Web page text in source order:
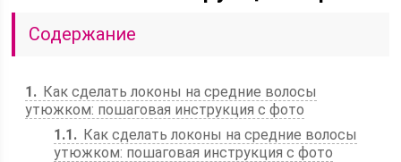
Содержание
1
Как сделать локоны на средние волосы
утюжком: пошаговая инструкция с фото
1.1
Как сделать локоны на средние волосы
утюжком: пошаговая инструкция с фото